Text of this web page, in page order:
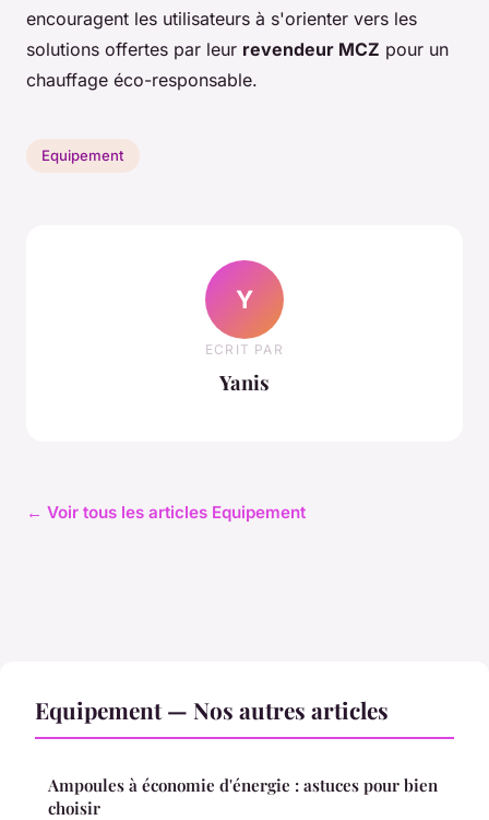
encouragent les utilisateurs à s'orienter vers les
solutions offertes par leur revendeur MCZ pour un
chauffage éco-responsable.
Equipement
Y
ECRIT PAR
Yanis
← Voir tous les articles Equipement
Equipement — Nos autres articles
Ampoules à économie d'énergie : astuces pour bien
choisir